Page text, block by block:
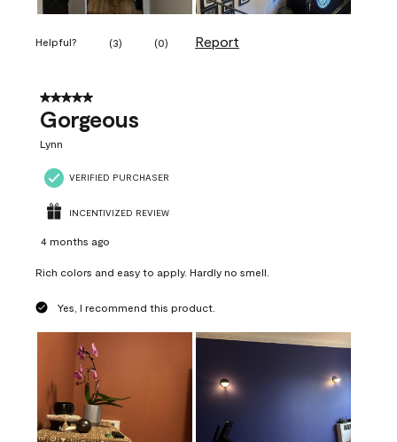
Helpful? (3) (0) Report
5 out of 5 stars.
Gorgeous
Lynn
VERIFIED PURCHASER
INCENTIVIZED REVIEW
4 months ago
Rich colors and easy to apply. Hardly no smell.
Yes, I recommend this product.